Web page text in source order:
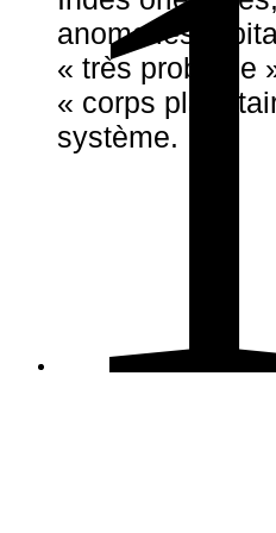
anomalies
« très probable
« corps
système.